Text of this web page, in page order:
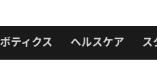
ティクス ヘルスケア ス